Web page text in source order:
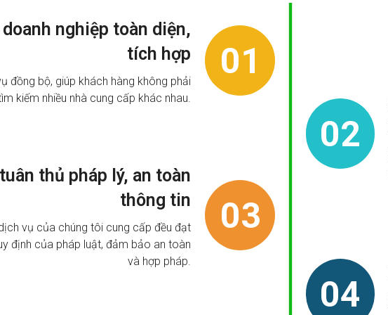
nghiệp toàn diện,
tích hợp
đồng bộ, giúp khách hàng không phải
kiếm nhiều nhà cung cấp khác nhau.
01
02
thủ pháp lý, an toàn
thông tin
vụ của chúng tôi cung cấp đều đạt
định của pháp luật, đảm bảo an toàn
và hợp pháp.
03
04